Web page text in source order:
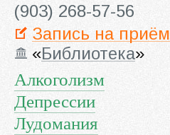
(903) 268-57-56
Запись на приём
«Библиотека»
Алкоголизм
Депрессии
Лудомания